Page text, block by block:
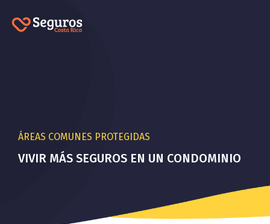
ÁREAS COMUNES PROTEGIDAS
VIVIR MÁS SEGUROS EN UN CONDOMINIO